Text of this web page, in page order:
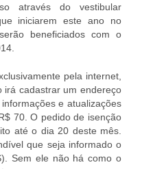
através do vestibular
iniciarem este ano no
beneficiados com o
pela internet,
irá cadastrar um endereço
e atualizações
70. O pedido de isenção
até o dia 20 deste mês.
que seja informado o
Sem ele não há como o